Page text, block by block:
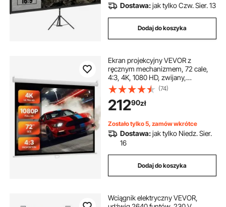
pompka kompresor elektryczny
wkrętak elektryczny do komputera
separator elektryczny
rower elektryczny temu kebab elektryczny
Dostawa:jak tylko Czw. Sier. 13
Dodaj do koszyka
Ekran projekcyjny VEVOR z
ręcznym mechanizmem, 72 cale,
4:3, 4K, 1080 HD, zwijany,
montowany na ścianie projektor
filmowy z linką, przenośny, zwijany
ekran do kina domowego
(74)
21290zł
Zostało tylko 5, zamów wkrótce
Dostawa:jak tylko Niedz. Sier.
16
Dodaj do koszyka
Wciągnik elektryczny VEVOR,